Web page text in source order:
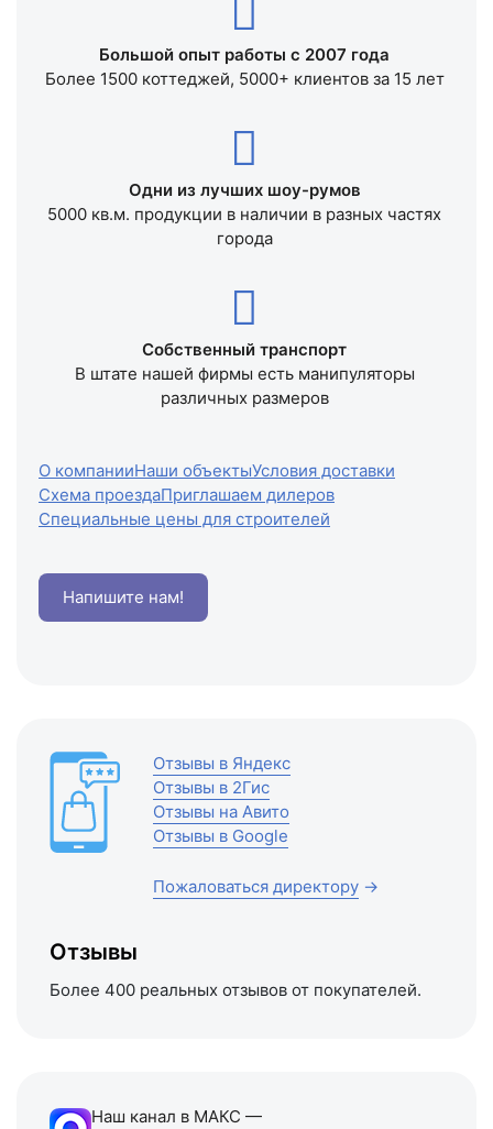
Большой опыт работы с 2007 года
Более 1500 коттеджей, 5000+ клиентов за 15 лет
Одни из лучших шоу-румов
5000 кв.м. продукции в наличии в разных частях
города
Собственный транспорт
В штате нашей фирмы есть манипуляторы
различных размеров
О компанииНаши объектыУсловия доставки
Схема проездаПриглашаем дилеров
Специальные цены для строителей
Напишите нам!
Отзывы в Яндекс
Отзывы в 2Гис
Отзывы на Авито
Отзывы в Google
Пожаловаться директору →
Отзывы
Более 400 реальных отзывов от покупателей.
Наш канал в МАКС —